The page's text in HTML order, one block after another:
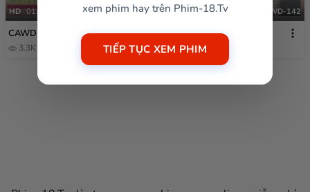
HD 01:58:22 CAWD-142
CAWD-142
3.3K
xem phim hay trên Phim-18.Tv
TIẾP TỤC XEM PHIM